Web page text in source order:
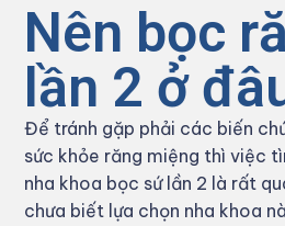
Nên bọc
lần 2 ở
Để tránh gặp phải các biến
sức khỏe răng miệng thì việc
nha khoa bọc sứ lần 2 là rất
chưa biết lựa chọn nha khoa